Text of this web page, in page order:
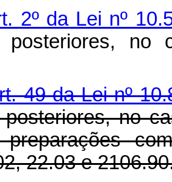
2º da Lei nº
posteriores,
49 da Lei nº
posteriores, no
22.03 e